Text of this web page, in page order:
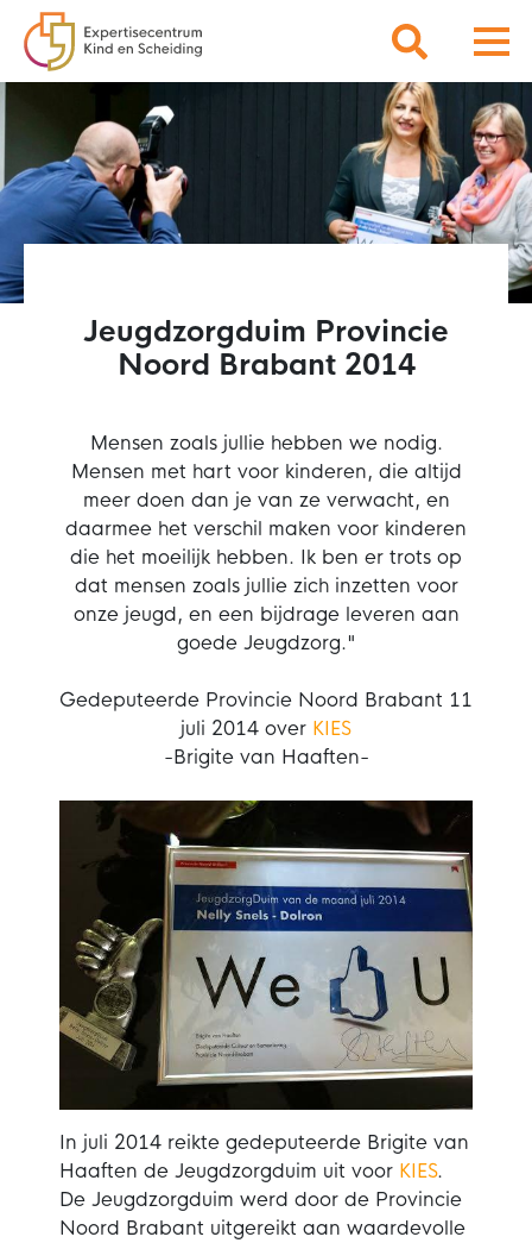
Jeugdzorgduim Provincie
Noord Brabant 2014
Mensen zoals jullie hebben we nodig.
Mensen met hart voor kinderen, die altijd
meer doen dan je van ze verwacht, en
daarmee het verschil maken voor kinderen
die het moeilijk hebben. Ik ben er trots op
dat mensen zoals jullie zich inzetten voor
onze jeugd, en een bijdrage leveren aan
goede Jeugdzorg."
Gedeputeerde Provincie Noord Brabant 11
juli 2014 over KIES
-Brigite van Haaften-
In juli 2014 reikte gedeputeerde Brigite van
Haaften de Jeugdzorgduim uit voor KIES.
De Jeugdzorgduim werd door de Provincie
Noord Brabant uitgereikt aan waardevolle